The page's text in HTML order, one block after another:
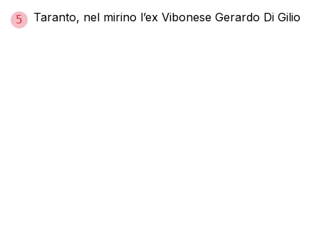
5 Taranto, nel mirino l’ex Vibonese Gerardo Di Gilio